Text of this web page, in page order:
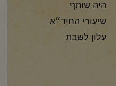
היה שותף
שיעורי החיד״א
עלון לשבת